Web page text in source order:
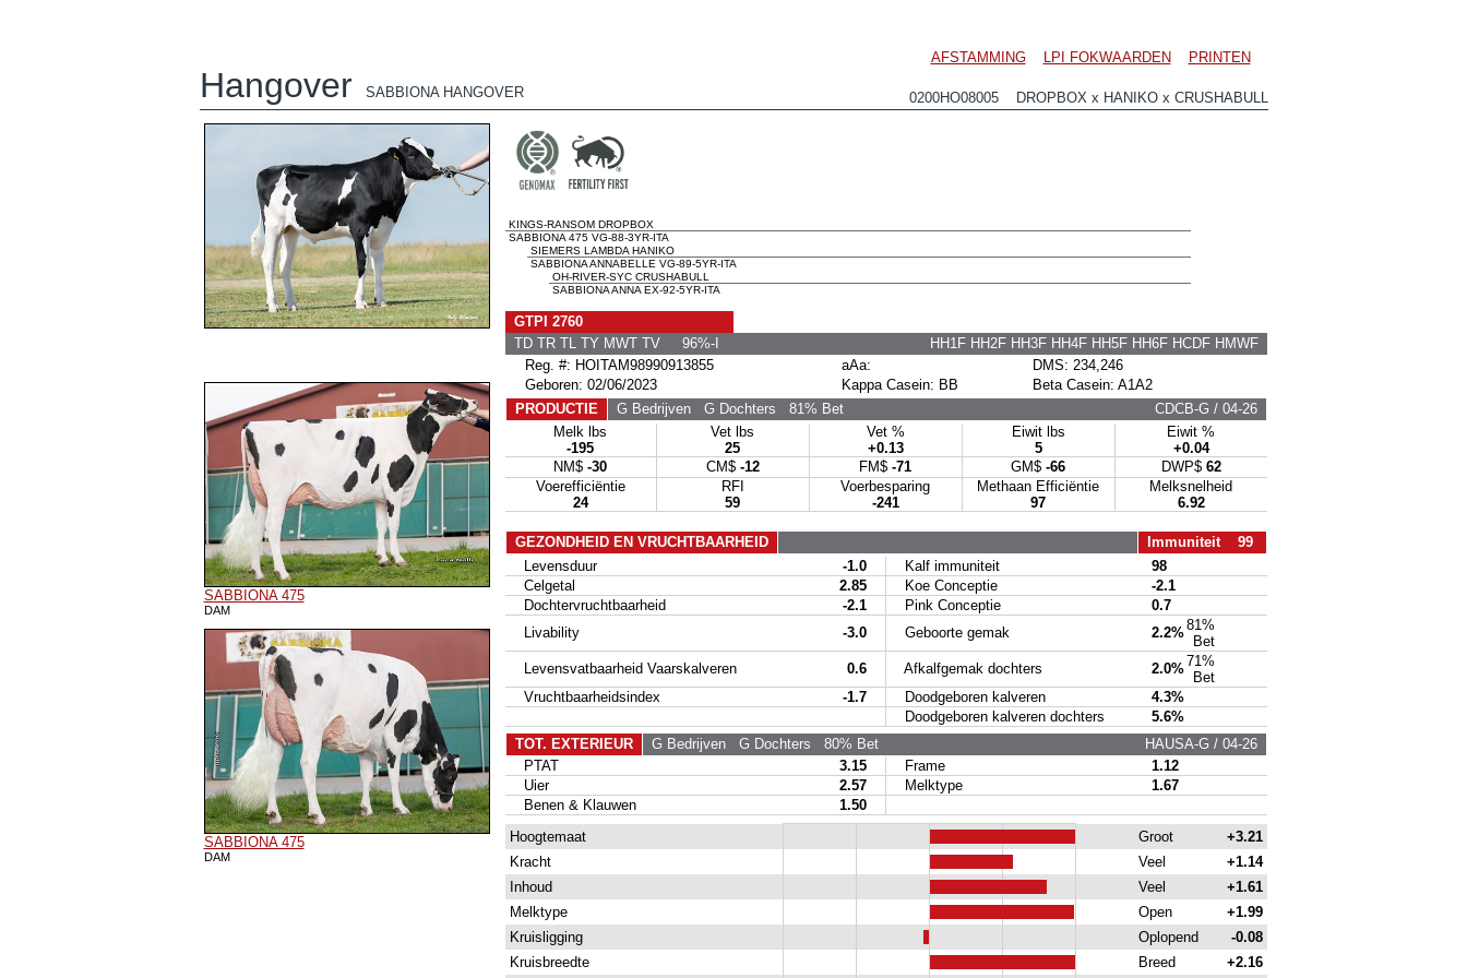
AFSTAMMING LPI FOKWAARDEN PRINTEN
Hangover SABBIONA HANGOVER 0200HO08005 DROPBOX x HANIKO x CRUSHABULL
SABBIONA 475
DAM
SABBIONA 475
DAM
KINGS-RANSOM DROPBOX
SABBIONA 475 VG-88-3YR-ITA
SIEMERS LAMBDA HANIKO
SABBIONA ANNABELLE VG-89-5YR-ITA
OH-RIVER-SYC CRUSHABULL
SABBIONA ANNA EX-92-5YR-ITA
GTPI 2760
TD TR TL TY MWT TV 96%-I
HH1F HH2F HH3F HH4F HH5F HH6F HCDF HMWF
Reg. #: HOITAM98990913855
aAa:
DMS: 234,246
Geboren: 02/06/2023
Kappa Casein: BB
Beta Casein: A1A2
PRODUCTIE
G BedrijvenG Dochters 81% Bet
CDCB-G / 04-26
Melk lbs
-195
Vet lbs
25
Vet %
+0.13
Eiwit lbs
5
Eiwit %
+0.04
NM$ -30 CM$ -12 FM$ -71 GM$ -66 DWP$ 62
Voerefficiëntie
24
RFI
59
Voerbesparing
-241
Methaan Efficiëntie
97
Melksnelheid
6.92
GEZONDHEID EN VRUCHTBAARHEID
Immuniteit 99
Levensduur
-1.0 Kalf immuniteit
98
Celgetal
2.85 Koe Conceptie
-2.1
Dochtervruchtbaarheid
-2.1 Pink Conceptie
0.7
Livability
-3.0 Geboorte gemak 2.2%81%
Bet
Levensvatbaarheid Vaarskalveren
0.6 Afkalfgemak dochters 2.0%71%
Bet
Vruchtbaarheidsindex
-1.7 Doodgeboren kalveren
4.3%
Doodgeboren kalveren dochters
5.6%
TOT. EXTERIEUR
G BedrijvenG Dochters 80% Bet
HAUSA-G / 04-26
PTAT
3.15 Frame
1.12
Uier
2.57 Melktype
1.67
Benen & Klauwen
1.50
Hoogtemaat
Groot
+3.21
Kracht
Veel
+1.14
Inhoud
Veel
+1.61
Melktype
Open
+1.99
Kruisligging
Oplopend
-0.08
Kruisbreedte
Breed +2.16